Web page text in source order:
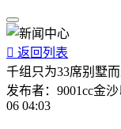
 返回列表
千组只为33席别墅
发布者： 9001cc金
06 04:03